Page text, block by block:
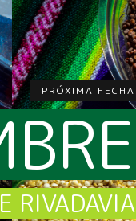
PRÓXIMA FECHA
RIVADAVIA